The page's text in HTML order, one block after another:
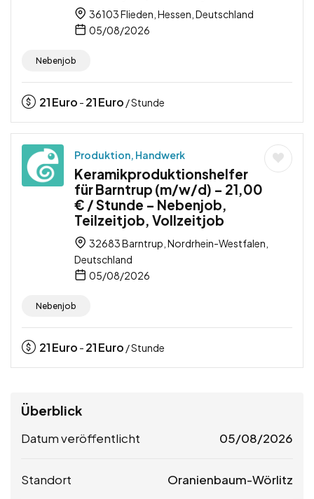
36103 Flieden, Hessen, Deutschland
05/08/2026
Nebenjob
21Euro - 21Euro / Stunde
Produktion, Handwerk
Keramikproduktionshelfer
für Barntrup (m/w/d) – 21,00
€ / Stunde – Nebenjob,
Teilzeitjob, Vollzeitjob
32683 Barntrup, Nordrhein-Westfalen,
Deutschland
05/08/2026
Nebenjob
21Euro - 21Euro / Stunde
Überblick
Datum veröffentlicht 05/08/2026
Standort Oranienbaum-Wörlitz